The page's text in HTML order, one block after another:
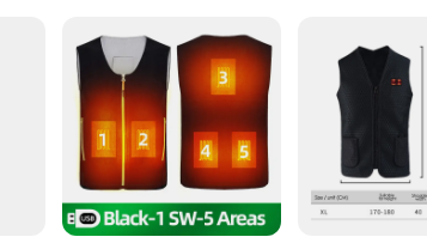
available in a range of sizes to cater to a diverse
warmth but also about adaptability, making it a must-